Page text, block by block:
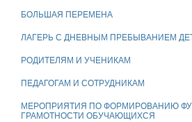
БОЛЬШАЯ ПЕРЕМЕНА
ЛАГЕРЬ С ДНЕВНЫМ ПРЕБЫВАНИЕМ
РОДИТЕЛЯМ И УЧЕНИКАМ
ПЕДАГОГАМ И СОТРУДНИКАМ
МЕРОПРИЯТИЯ ПО ФОРМИРОВАНИЮ
ГРАМОТНОСТИ ОБУЧАЮЩИХСЯ